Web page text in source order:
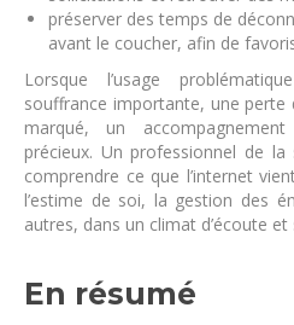
préserver des temps de
avant le coucher, afin de
Lorsque l’usage
souffrance importante, une
marqué, un
précieux. Un professionnel de
comprendre ce que l’internet
l’estime de soi, la gestion des
autres, dans un climat d’écoute
En résumé